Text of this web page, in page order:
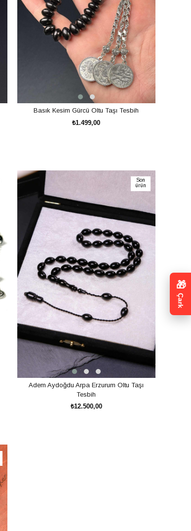
Basık Kesim Gürcü Oltu Taşı Tesbih
₺1.499,00
Son
ürün
Adem Aydoğdu Arpa Erzurum Oltu Taşı
Tesbih
₺12.500,00
🎁
Çark